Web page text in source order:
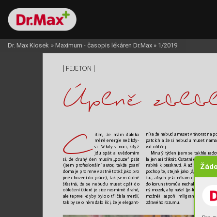
FEJETON
C
ítím, že mám daleko
méně energie než kdy-
si. Někdy v noci, když
jdu spát a uvědomím
si, že druhý den musím „pouze“ psát
(jsem profesionální autor, takže psaní
doma je pro mne vlastně totéž jako pro
jiné chození do práce), tak jsem úplně
šťastná, že se nebudu muset cpát do
oblečení (které je sice nesmírně drahé,
ale teprve kdyby bylo o tři čísla menší,
tak by se o něm dalo říci, že je elegant-
ní) a že nebudu muset vrávorat na
patcích a že si nebudu muset
vat obličej…
Minulý týden jsem se takhle
la jen asi třikrát. Ostatní dny jsem
nabité k prasknutí. A až vám je
pochopíte, stejně jako já, ž
čas, abych jela někam daleko,
do korun stromů a nechala svůj
ný mozek, aby našel (je-li to ještě
možné) aspoň miligram
y
zdravého rozumu.
Úplne
Dr. Max Kiosek » Maximum - časopis lékáren Dr.Max » 1/2019